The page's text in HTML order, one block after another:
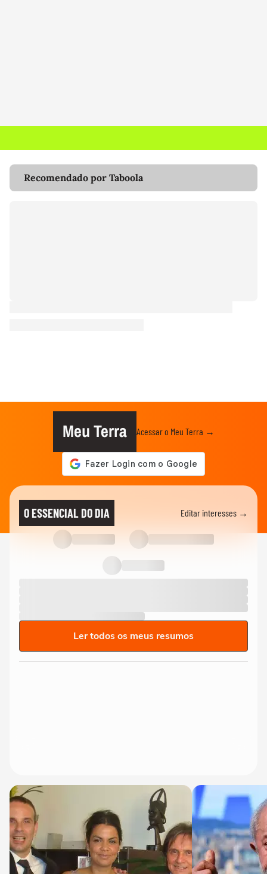
Recomendado por Taboola
Meu Terra Acessar o Meu Terra →
O ESSENCIAL DO DIA Editar interesses →
Ler todos os meus resumos